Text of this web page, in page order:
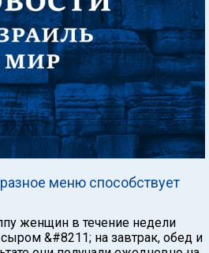
меню способствует
женщин в течение недели
&#8211; на завтрак, обед и